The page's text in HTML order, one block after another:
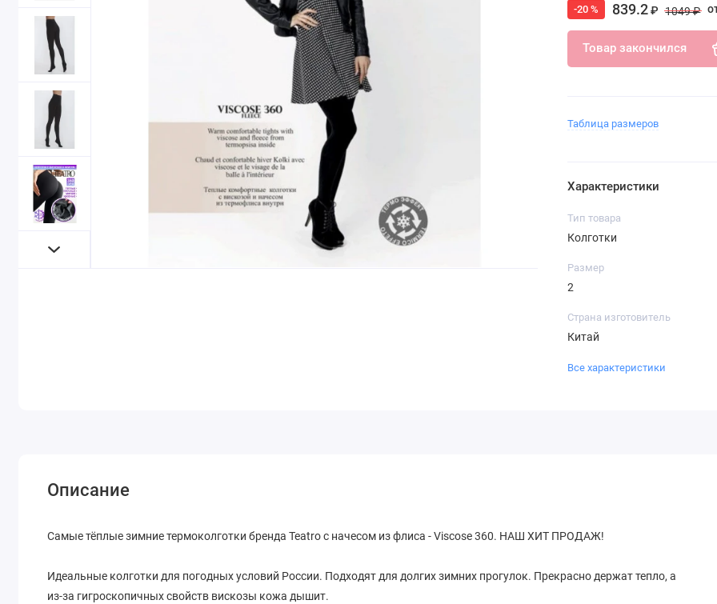
-20 % 839.2₽ 1049 ₽
Товар закончился
Таблица размеров
Характеристики
Тип товара
Колготки
Размер
2
Страна изготовитель
Китай
Все характеристики
Описание
Самые тёплые зимние термоколготки бренда Teatro с начесом из флиса - Viscose 360. НАШ ХИТ ПРОДАЖ!
Идеальные колготки для погодных условий России. Подходят для долгих зимних прогулок. Прекрасно держат тепло, а
из-за гигроскопичных свойств вискозы кожа дышит.